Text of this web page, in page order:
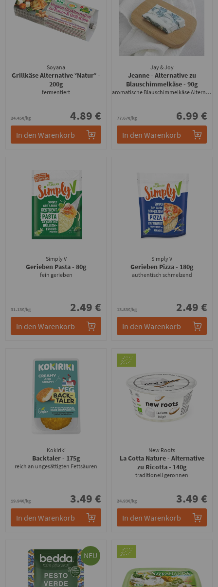
Soyana
Grillkäse Alternative °Natur°-
200g
fermentiert
24.45€/kg 4.89 €
In den Warenkorb
Jay & Joy
Jeanne - Alternative zu
Blauschimmelkäse- 90g
aromatische Blauschimmelkäse Alternative
77.67€/kg 6.99 €
In den Warenkorb
Simply V
Gerieben Pasta- 80g
fein gerieben
31.13€/kg 2.49 €
In den Warenkorb
Simply V
Gerieben Pizza- 180g
authentisch schmelzend
13.83€/kg 2.49 €
In den Warenkorb
Kokiriki
Backtaler- 175g
reich an ungesättigten Fettsäuren
19.94€/kg 3.49 €
In den Warenkorb
New Roots
La Cotta Nature - Alternative
zu Ricotta- 140g
traditionell geronnen
24.93€/kg 3.49 €
In den Warenkorb
NEU